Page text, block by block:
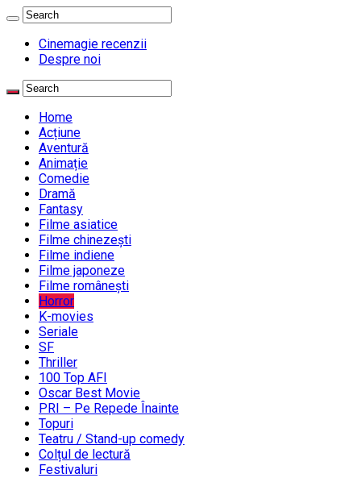
Cinemagie recenzii
Despre noi
Home
Acțiune
Aventură
Animație
Comedie
Dramă
Fantasy
Filme asiatice
Filme chinezești
Filme indiene
Filme japoneze
Filme românești
Horror
K-movies
Seriale
SF
Thriller
100 Top AFI
Oscar Best Movie
PRI – Pe Repede Înainte
Topuri
Teatru / Stand-up comedy
Colțul de lectură
Festivaluri